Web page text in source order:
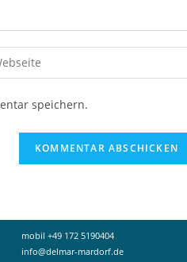
speichern.
mobil +49 172 5190404
info@delmar-mardorf.de